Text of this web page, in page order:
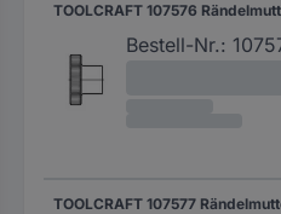
TOOLCRAFT 107576
Bestell-Nr.:
TOOLCRAFT 107577